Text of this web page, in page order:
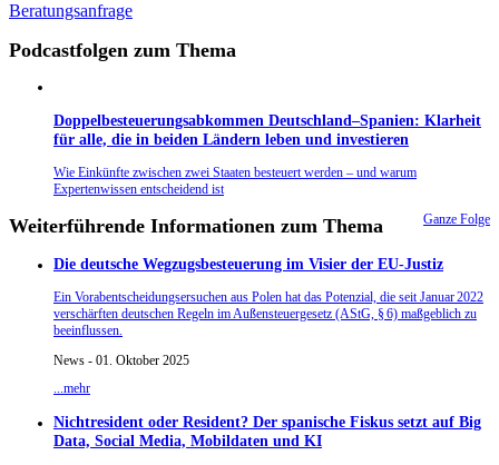
Beratungsanfrage
Podcastfolgen zum Thema
Doppelbesteuerungsabkommen Deutschland–Spanien: Klarheit
für alle, die in beiden Ländern leben und investieren
Wie Einkünfte zwischen zwei Staaten besteuert werden – und warum
Expertenwissen entscheidend ist
Ganze Folge
Weiterführende Informationen zum Thema
Die deutsche Wegzugsbesteuerung im Visier der EU-Justiz
Ein Vorabentscheidungsersuchen aus Polen hat das Potenzial, die seit Januar 2022
verschärften deutschen Regeln im Außensteuergesetz (AStG, § 6) maßgeblich zu
beeinflussen.
News - 01. Oktober 2025
...mehr
Nichtresident oder Resident? Der spanische Fiskus setzt auf Big
Data, Social Media, Mobildaten und KI